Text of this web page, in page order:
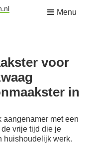
Menu
voor
in
aangenamer met een
vrije tijd die je
huishoudelijk werk.